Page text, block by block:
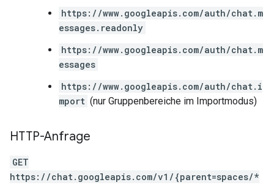
https://www.googleapis.com/auth/chat.m
essages.readonly
https://www.googleapis.com/auth/chat.m
essages
https://www.googleapis.com/auth/chat.i
mport (nur Gruppenbereiche im Importmodus)
HTTP-Anfrage
GET
https://chat.googleapis.com/v1/{parent=spaces/*